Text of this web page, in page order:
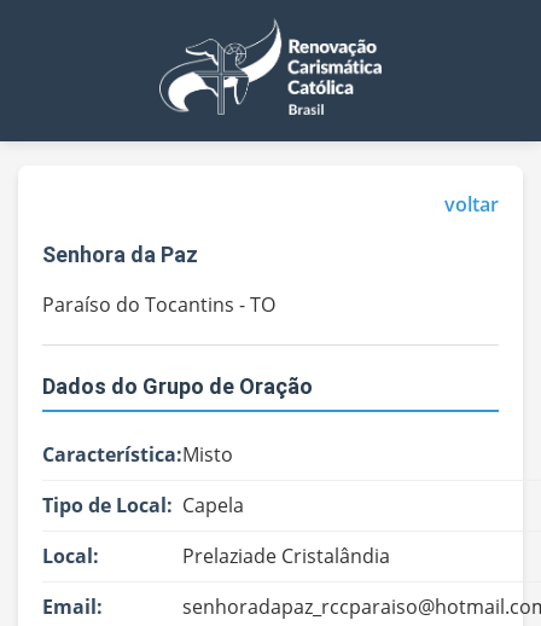
voltar
Senhora da Paz
Paraíso do Tocantins - TO
Dados do Grupo de Oração
Característica:Misto
Tipo de Local: Capela
Local:
Prelaziade Cristalândia
Email: